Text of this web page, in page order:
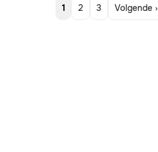
1 2 3 Volgende ›